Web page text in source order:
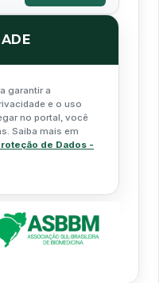
garantir a
e o uso
no portal, você
Saiba mais em
de Dados -